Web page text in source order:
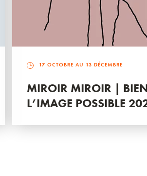
17 OCTOBRE AU 13 DÉCEMBRE
MIROIR MIROIR |
L’IMAGE POSSIBLE